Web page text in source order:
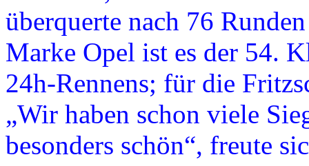
überquerte nach 76
Marke Opel ist es der 54.
24h-Rennens; für die
„Wir haben schon viele
besonders schön“, freute